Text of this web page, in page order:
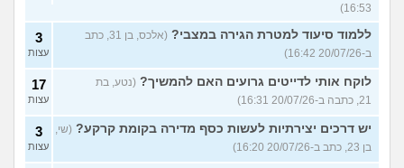
16:53)
ללמוד סיעוד למטרת הגירה במצבי?
(אלכס, בן 31, כתב
ב-20/07/26 16:42)
3
עצות
לוקח אותי לדייטים גרועים האם להמשיך? (נטע, בת
21, כתבה ב-20/07/26 16:31)
17
עצות
יש דרכים יצירתיות לעשות כסף מדירה בקומת קרקע? (שי,
בן 23, כתב ב-20/07/26 16:20)
3
עצות